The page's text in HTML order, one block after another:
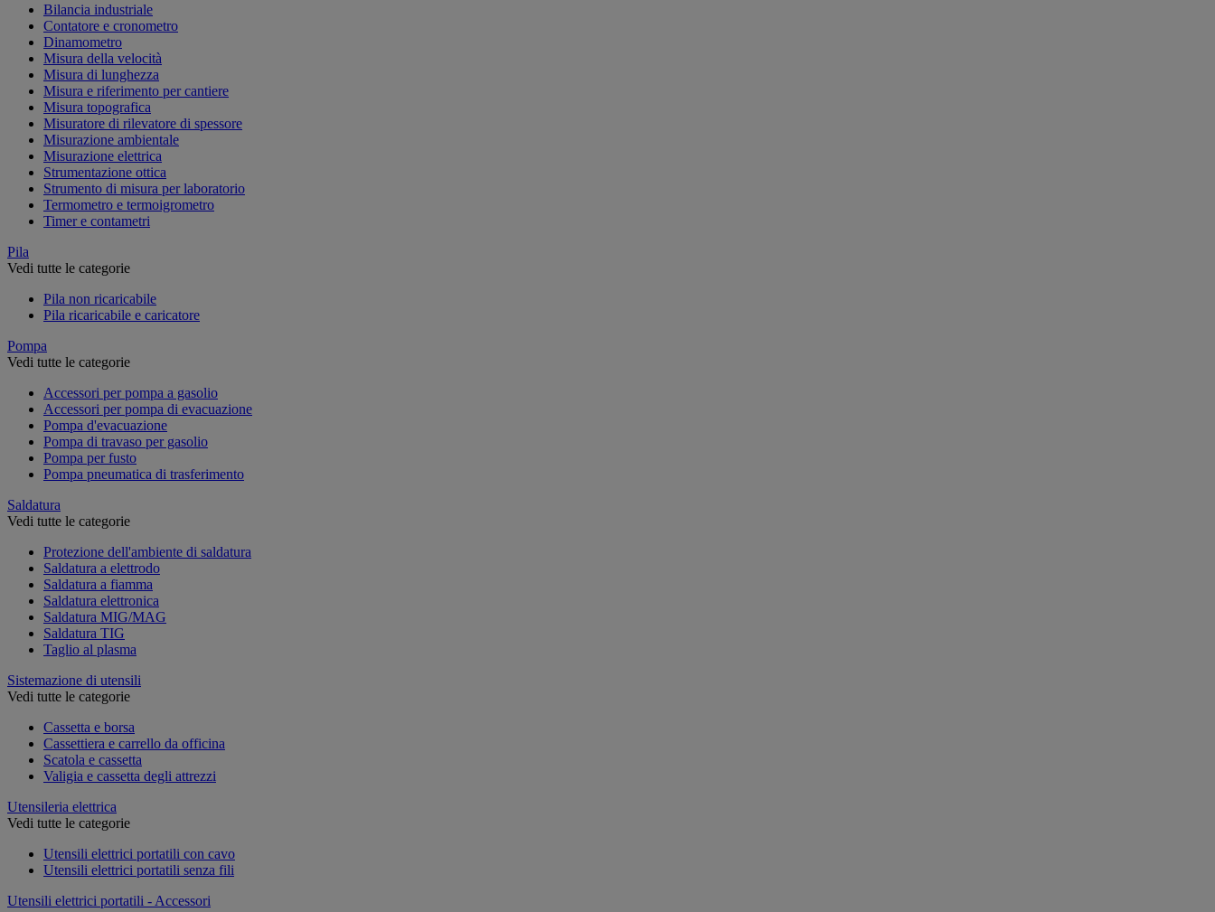
Bilancia industriale
Contatore e cronometro
Dinamometro
Misura della velocità
Misura di lunghezza
Misura e riferimento per cantiere
Misura topografica
Misuratore di rilevatore di spessore
Misurazione ambientale
Misurazione elettrica
Strumentazione ottica
Strumento di misura per laboratorio
Termometro e termoigrometro
Timer e contametri
Pila
Vedi tutte le categorie
Pila non ricaricabile
Pila ricaricabile e caricatore
Pompa
Vedi tutte le categorie
Accessori per pompa a gasolio
Accessori per pompa di evacuazione
Pompa d'evacuazione
Pompa di travaso per gasolio
Pompa per fusto
Pompa pneumatica di trasferimento
Saldatura
Vedi tutte le categorie
Protezione dell'ambiente di saldatura
Saldatura a elettrodo
Saldatura a fiamma
Saldatura elettronica
Saldatura MIG/MAG
Saldatura TIG
Taglio al plasma
Sistemazione di utensili
Vedi tutte le categorie
Cassetta e borsa
Cassettiera e carrello da officina
Scatola e cassetta
Valigia e cassetta degli attrezzi
Utensileria elettrica
Vedi tutte le categorie
Utensili elettrici portatili con cavo
Utensili elettrici portatili senza fili
Utensili elettrici portatili - Accessori